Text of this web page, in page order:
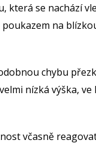
která se nachází
na
chybu
nízká výška, ve
včasně